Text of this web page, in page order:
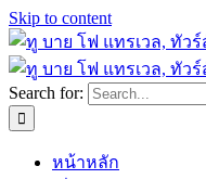
Skip to content
Search for:
หน้าหลัก